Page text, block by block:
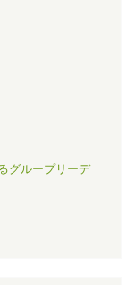
グループリーデ